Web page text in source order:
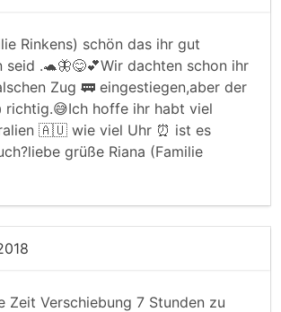
Rinkens) schön das ihr gut
seid .🐢🦋😋💕Wir dachten schon ihr
Zug 🚃 eingestiegen,aber der
richtig.😅Ich hoffe ihr habt viel
🇦🇺 wie viel Uhr ⏰ ist es
grüße Riana (Familie
Zeit Verschiebung 7 Stunden zu